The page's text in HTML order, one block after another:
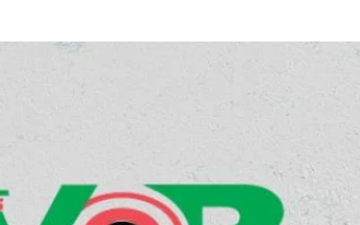
ডাকাতির